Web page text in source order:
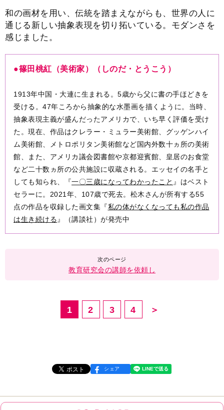
和の画材を用い、伝統を踏まえながらも、世界の人に
通じる新しい抽象表現を切り拓いている。モダンさを
感じました。
●篠田桃紅（美術家）（しのだ・とうこう）
1913年中国・大連に生まれる。5歳から父に書の手ほどきを
受ける。47年ころから抽象的な水墨画を描くように。当時、
抽象表現主義が盛んだったアメリカで、いち早く評価を受け
た。現在、作品はクレラー・ミュラー美術館、グッゲンハイ
ム美術館、メトロポリタン美術館など国内外数十ヵ所の美術
館、また、アメリカ議会図書館や京都迎賓館、皇居のお食堂
など二十数ヵ所の公共施設に収蔵される。エッセイの名手と
しても知られ、『一〇三歳になってわかったこと 』はベスト
セラーに。2021年、107歳で死去。松木さんが所有する55
点の作品を収録した画文集『私の体がなくなっても私の作品
は生き続ける 』（講談社）が発売中
教育研究会の講師を依頼し
1 2 3 4 ＞
シェア